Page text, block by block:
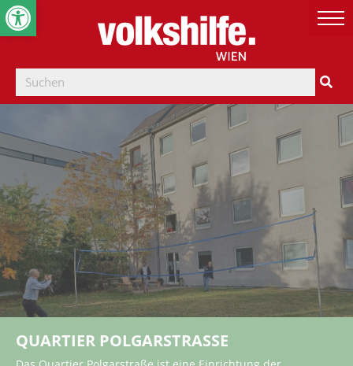
QUARTIER POLGARSTRASSE